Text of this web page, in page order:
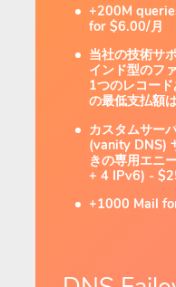
+200M
for $6.00/月
当社の技術サ
インド型のフ
1つのレコー
の最低支払額
カスタムサー
(vanity DNS)
きの専用エニ
+ 4 IPv6) -
+1000 Mail